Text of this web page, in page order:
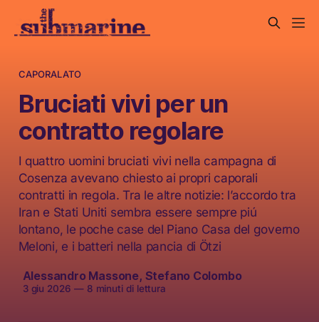
CAPORALATO
Bruciati vivi per un
contratto regolare
I quattro uomini bruciati vivi nella campagna di
Cosenza avevano chiesto ai propri caporali
contratti in regola. Tra le altre notizie: l’accordo tra
Iran e Stati Uniti sembra essere sempre piú
lontano, le poche case del Piano Casa del governo
Meloni, e i batteri nella pancia di Ötzi
Alessandro Massone, Stefano Colombo
3 giu 2026 —8 minuti di lettura